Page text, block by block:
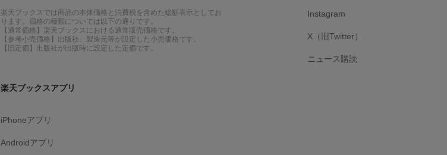
楽天ブックスでは商品の本体価格と消費税を含めた総額表示としてお
ります。価格の種類については以下の通りです。
【通常価格】楽天ブックスにおける通常販売価格です。
【参考小売価格】出版社、製造元等が設定した小売価格です。
【旧定価】出版社が出版時に設定した定価です。
楽天ブックスアプリ
iPhoneアプリ
Androidアプリ
Instagram
X（旧Twitter）
ニュース購読